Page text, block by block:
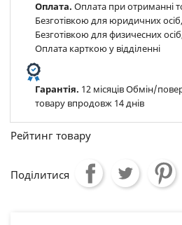
Оплата. Оплата при отриманні
Безготівкою для юридичних осіб,
Безготівкою для физичесних
Оплата карткою у відділенні
Гарантія. 12 місяців Обмін/
товару впродовж 14 днів
Рейтинг товару
Поділитися